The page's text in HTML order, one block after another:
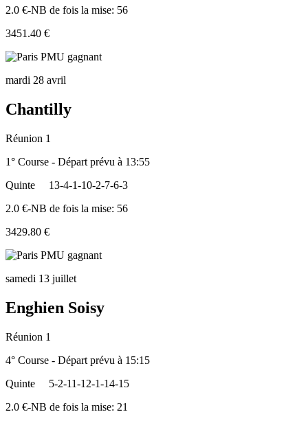
2.0 €-NB de fois la mise: 56
3451.40 €
mardi 28 avril
Chantilly
Réunion 1
1° Course - Départ prévu à 13:55
Quinte
13-4-1-10-2-7-6-3
2.0 €-NB de fois la mise: 56
3429.80 €
samedi 13 juillet
Enghien Soisy
Réunion 1
4° Course - Départ prévu à 15:15
Quinte
5-2-11-12-1-14-15
2.0 €-NB de fois la mise: 21